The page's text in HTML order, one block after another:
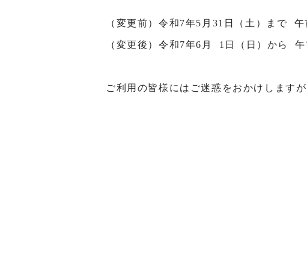
（変更前）令和7年5月31日（土）まで
（変更後）令和7年6月 1日（日）から
ご利用の皆様にはご迷惑をおかけします